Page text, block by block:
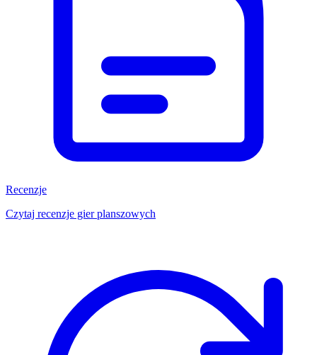
Recenzje
Czytaj recenzje gier planszowych